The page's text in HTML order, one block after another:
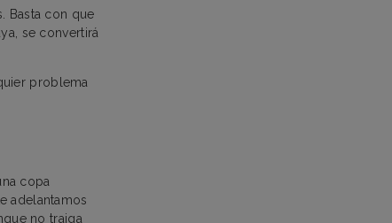
Basta con que
se convertirá
problema
copa
adelantamos
no traiga